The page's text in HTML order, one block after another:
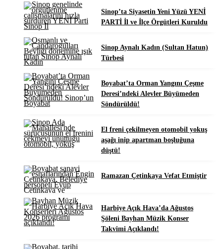
Sinop’ta Siyasetin Yeni Yüzü YENİ
PARTİ İl ve İlçe Örgütleri Kuruldu
Sinop Aynalı Kadın (Sultan Hatun)
Türbesi
Boyabat’ta Orman Yangını Çeşme
Deresi’ndeki Alevler Büyümeden
Söndürüldü!
El freni çekilmeyen otomobil yokuş
aşağı inip apartman boşluğuna
düştü!
Ramazan Çetinkaya Vefat Etmiştir
Harbiye Açık Hava’da Ağustos
Şöleni Bayhan Müzik Konser
Takvimi Açıklandı!